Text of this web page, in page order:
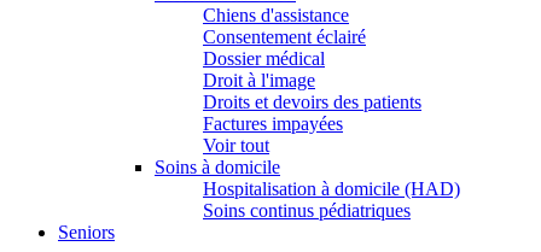
Chiens d'assistance
Consentement éclairé
Dossier médical
Droit à l'image
Droits et devoirs des patients
Factures impayées
Voir tout
Soins à domicile
Hospitalisation à domicile (HAD)
Soins continus pédiatriques
Seniors